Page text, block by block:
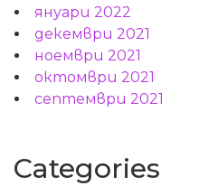
януари 2022
декември 2021
ноември 2021
октомври 2021
септември 2021
Categories